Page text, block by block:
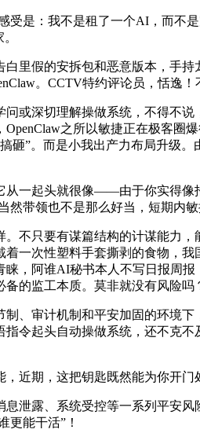
是：我不是租了一个AI，而不是
假的安拆包和恶意版本，手持
。CCTV特约评论员，恬逸！
深切理解操做系统，不得不说
OpenClaw之所以敏捷正在极客圈
砸”。而是小我出产力布局升级
起头就很像——由于你实得像招
然带领也不是那么好当，短期内敏
只要有谋篇结构的计谋能力，
着一次性塑料手套撕剥的食物，
睐，阿谁AI秘书本人不写日报周
的监工本质。莫非就没有风险吗
审计机制和平安加固的环境下
指令起头自动操做系统，还不克
期，这把钥匙既然能为你开门
露、系统受控等一系列平安风
更能干活”！